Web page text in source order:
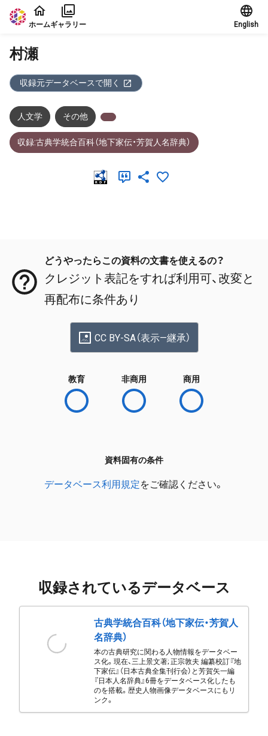
本文に飛ぶ
ホームギャラリー English
村瀬
収録元データベースで開く
人文学 その他
収録:古典学統合百科（地下家伝・芳賀人名辞典）
どうやったらこの資料の文書を使えるの？
クレジット表記をすれば利用可、改変と
再配布に条件あり
CC BY-SA（表示—継承）
教育 非商用 商用
資料固有の条件
データベース利用規定をご確認ください。
収録されているデータベース
古典学統合百科（地下家伝・芳賀人
名辞典）
本の古典研究に関わる人物情報をデータベー
ス化。現在、三上景文著; 正宗敦夫 編纂校訂『地
下家伝』（日本古典全集刊行会）と芳賀矢一編
『日本人名辞典』6冊をデータベース化したも
のを搭載。歴史人物画像データベースにもリ
ンク。